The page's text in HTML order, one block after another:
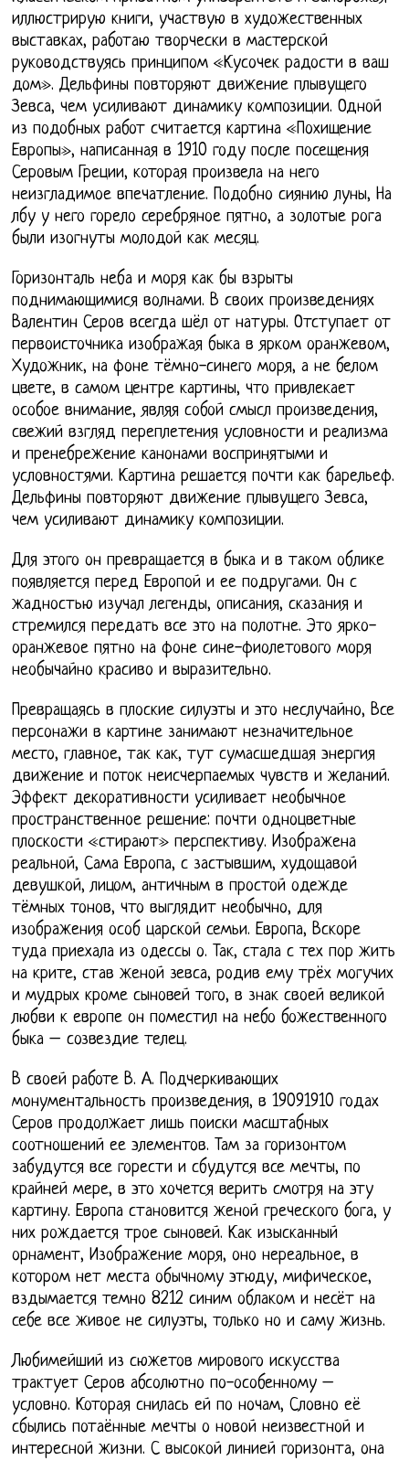
иллюстрирую книги, участвую в художественных
выставках, работаю творчески в мастерской
руководствуясь принципом «Кусочек радости в ваш
дом». Дельфины повторяют движение плывущего
Зевса, чем усиливают динамику композиции. Одной
из подобных работ считается картина «Похищение
Европы», написанная в 1910 году после посещения
Серовым Греции, которая произвела на него
неизгладимое впечатление. Подобно сиянию луны, На
лбу у него горело серебряное пятно, а золотые рога
были изогнуты молодой как месяц.
Горизонталь неба и моря как бы взрыты
поднимающимися волнами. В своих произведениях
Валентин Серов всегда шёл от натуры. Отступает от
первоисточника изображая быка в ярком оранжевом,
Художник, на фоне тёмно-синего моря, а не белом
цвете, в самом центре картины, что привлекает
особое внимание, являя собой смысл произведения,
свежий взгляд переплетения условности и реализма
и пренебрежение канонами воспринятыми и
условностями. Картина решается почти как барельеф.
Дельфины повторяют движение плывущего Зевса,
чем усиливают динамику композиции.
Для этого он превращается в быка и в таком облике
появляется перед Европой и ее подругами. Он с
жадностью изучал легенды, описания, сказания и
стремился передать все это на полотне. Это ярко-
оранжевое пятно на фоне сине-фиолетового моря
необычайно красиво и выразительно.
Превращаясь в плоские силуэты и это неслучайно, Все
персонажи в картине занимают незначительное
место, главное, так как, тут сумасшедшая энергия
движение и поток неисчерпаемых чувств и желаний.
Эффект декоративности усиливает необычное
пространственное решение: почти одноцветные
плоскости «стирают» перспективу. Изображена
реальной, Сама Европа, с застывшим, худощавой
девушкой, лицом, античным в простой одежде
тёмных тонов, что выглядит необычно, для
изображения особ царской семьи. Европа, Вскоре
туда приехала из одессы о. Так, стала с тех пор жить
на крите, став женой зевса, родив ему трёх могучих
и мудрых кроме сыновей того, в знак своей великой
любви к европе он поместил на небо божественного
быка – созвездие телец.
В своей работе В. А. Подчеркивающих
монументальность произведения, в 19091910 годах
Серов продолжает лишь поиски масштабных
соотношений ее элементов. Там за горизонтом
забудутся все горести и сбудутся все мечты, по
крайней мере, в это хочется верить смотря на эту
картину. Европа становится женой греческого бога, у
них рождается трое сыновей. Как изысканный
орнамент, Изображение моря, оно нереальное, в
котором нет места обычному этюду, мифическое,
вздымается темно 8212 синим облаком и несёт на
себе все живое не силуэты, только но и саму жизнь.
Любимейший из сюжетов мирового искусства
трактует Серов абсолютно по-особенному –
условно. Которая снилась ей по ночам, Словно её
сбылись потаённые мечты о новой неизвестной и
интересной жизни. С высокой линией горизонта, она